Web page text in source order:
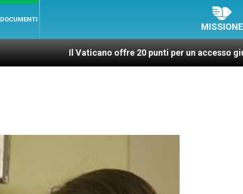
DOCUMENTI
MISSIONE
Il Vaticano offre 20 punti per un accesso giusto ed